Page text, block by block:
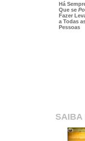
Há
Que se
Fazer
a Todas
Pessoas
SAIBA